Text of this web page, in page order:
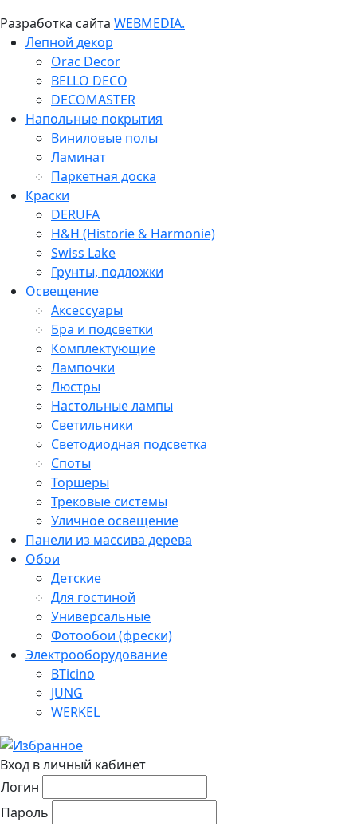
Разработка сайта WEBMEDIA.
Лепной декор
Orac Decor
BELLO DECO
DECOMASTER
Напольные покрытия
Виниловые полы
Ламинат
Паркетная доска
Краски
DERUFA
H&H (Historie & Harmonie)
Swiss Lake
Грунты, подложки
Освещение
Аксессуары
Бра и подсветки
Комплектующие
Лампочки
Люстры
Настольные лампы
Светильники
Светодиодная подсветка
Споты
Торшеры
Трековые системы
Уличное освещение
Панели из массива дерева
Обои
Детские
Для гостиной
Универсальные
Фотообои (фрески)
Электрооборудование
BTicino
JUNG
WERKEL
Вход в личный кабинет
Логин
Пароль